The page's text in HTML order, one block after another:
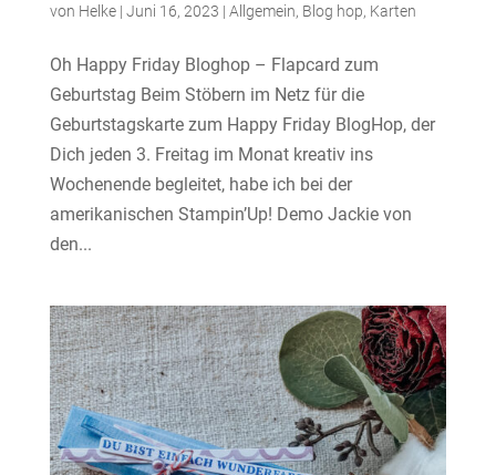
von Helke| Juni 16, 2023 | Allgemein, Blog hop, Karten
Oh Happy Friday Bloghop – Flapcard zum
Geburtstag Beim Stöbern im Netz für die
Geburtstagskarte zum Happy Friday BlogHop, der
Dich jeden 3. Freitag im Monat kreativ ins
Wochenende begleitet, habe ich bei der
amerikanischen Stampin’Up! Demo Jackie von
den...